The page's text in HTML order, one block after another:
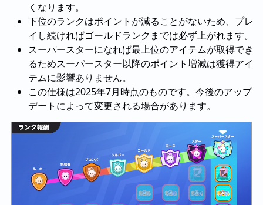
くなります。
下位のランクはポイントが減ることがないため、プレ
イし続ければゴールドランクまでは必ず上がれます。
スーパースターになれば最上位のアイテムが取得でき
るためスーパースター以降のポイント増減は獲得アイ
テムに影響ありません。
この仕様は2025年7月時点のものです。今後のアップ
デートによって変更される場合があります。